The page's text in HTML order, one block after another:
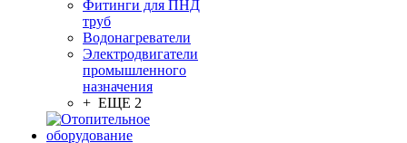
Фитинги для ПНД
труб
Водонагреватели
Электродвигатели
промышленного
назначения
+ ЕЩЕ 2